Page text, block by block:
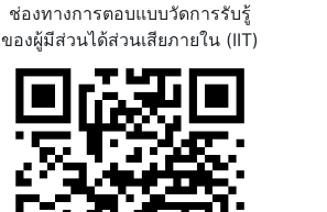
ช่องทางการตอบแบบวัดการรับรู้
ของผู้มีส่วนได้ส่วนเสียภายใน (IIT)